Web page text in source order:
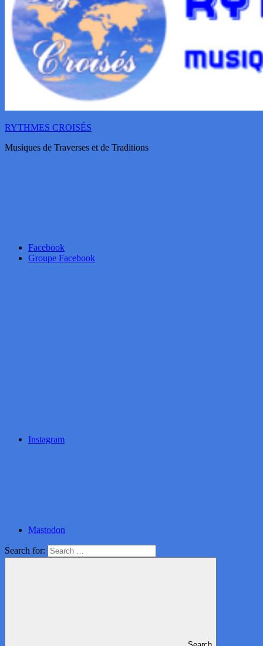
RYTHMES CROISÉS
Musiques de Traverses et de Traditions
Facebook
Groupe Facebook
Instagram
Mastodon
Search for: